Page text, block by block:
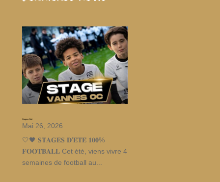
Stages d’été
Mai 26, 2026
🤍🖤 𝐒𝐓𝐀𝐆𝐄𝐒 𝐃’𝐄́𝐓𝐄́ 𝟏𝟎𝟎%
𝐅𝐎𝐎𝐓𝐁𝐀𝐋𝐋 Cet été, viens vivre 4
semaines de football au...